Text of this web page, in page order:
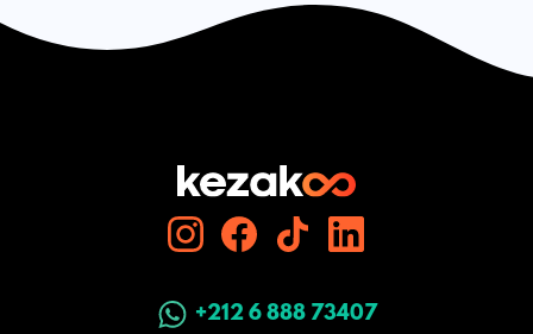
+212 6 888 73407